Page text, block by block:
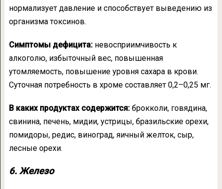
нормализует давление и способствует выведению из
организма токсинов.
Симптомы дефицита:невосприимчивость к
алкоголю, избыточный вес, повышенная
утомляемость, повышение уровня сахара в крови.
Суточная потребность в хроме составляет 0,2–0,25 мг.
В каких продуктах содержится:брокколи, говядина,
свинина, печень, мидии, устрицы, бразильские орехи,
помидоры, редис, виноград, яичный желток, сыр,
лесные орехи.
6. Железо